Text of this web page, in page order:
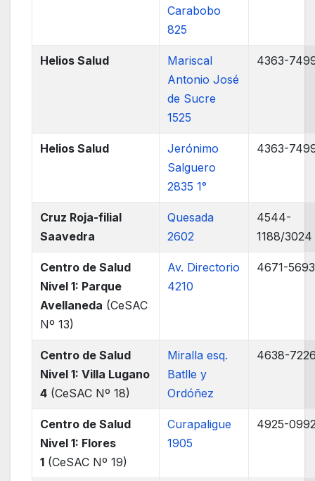
Carabobo
825
Helios Salud
Mariscal
Antonio José
de Sucre
1525
4363-
Helios Salud
Jerónimo
Salguero
2835 1°
4363-
Cruz Roja-filial
Saavedra
Quesada
2602
4544-
1188/3024
Centro de Salud
Nivel 1: Parque
Avellaneda (CeSAC
Nº 13)
Av. Directorio
4210
4671-5693
Centro de Salud
Nivel 1: Villa Lugano
4 (CeSAC Nº 18)
Miralla esq.
Batlle y
Ordóñez
4638-
Centro de Salud
Nivel 1: Flores
1 (CeSAC Nº 19)
Curapaligue
1905
4925-